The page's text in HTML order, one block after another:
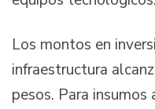
Los montos en
infraestructura
pesos. Para